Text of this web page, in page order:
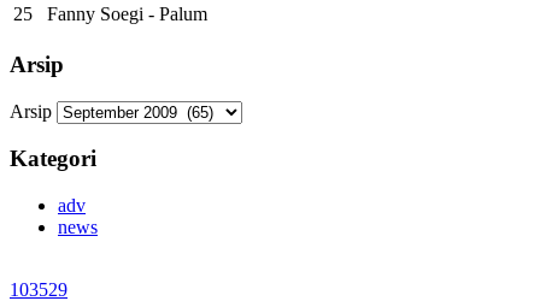
25
Fanny Soegi - Palum
Arsip
Arsip
Kategori
adv
news
103529